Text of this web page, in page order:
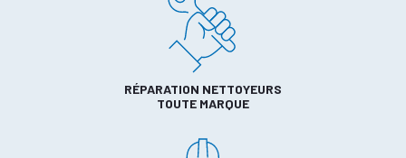
RÉPARATION NETTOYEURS
TOUTE MARQUE